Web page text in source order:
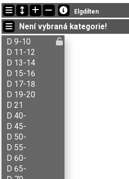
Nejnovější změny
21:32:52: Ada J. Knoop (D 11-12
21:32:52: Agnar Renolen (
21:32:52: Agnes B. Brenna (D
Elgdilten
Není vybraná kategorie!
D 9-10
D 11-12
D 13-14
D 15-16
D 17-18
D 19-20
D 21
D 40-
D 45-
D 50-
D 55-
D 60-
D 65-